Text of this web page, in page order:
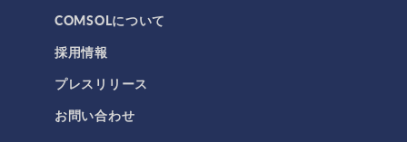
COMSOLについて
採用情報
プレスリリース
お問い合わせ